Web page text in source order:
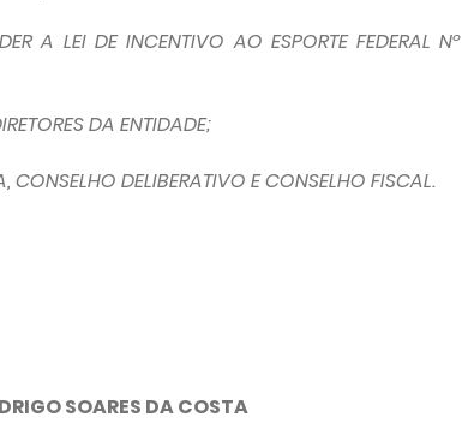
A LEI DE INCENTIVO AO ESPORTE FEDERAL Nº
DA ENTIDADE;
DELIBERATIVO E CONSELHO FISCAL.
SOARES DA COSTA